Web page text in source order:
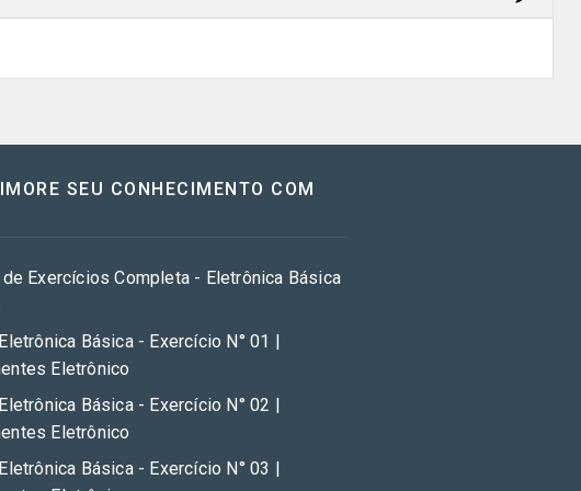
SEU CONHECIMENTO COM
Exercícios Completa - Eletrônica Básica
Básica - Exercício N° 01 |
Eletrônico
Básica - Exercício N° 02 |
Eletrônico
Básica - Exercício N° 03 |